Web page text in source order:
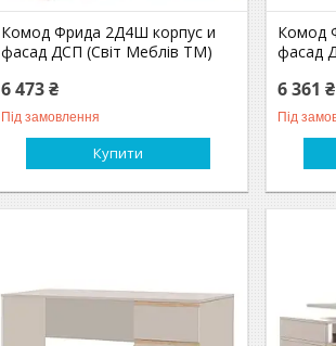
Комод Фрида 2Д4Ш корпус и
фасад ДСП (Світ Меблів TM)
6 473 ₴
Під замовлення
Купити
Комод
фасад
6 361 ₴
Під